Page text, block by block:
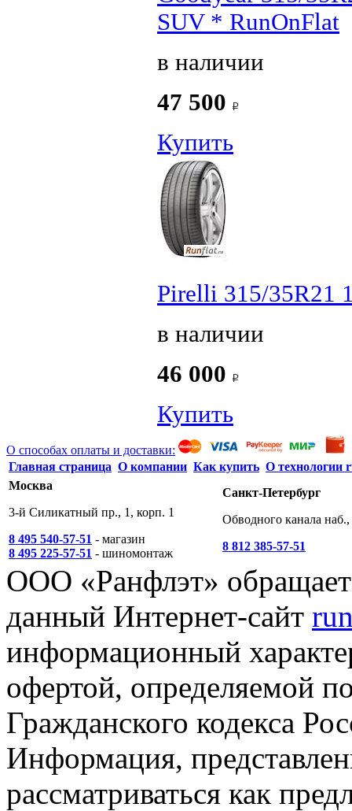
SUV * RunOnFlat
в наличии
47 500
Купить
Pirelli 315/35R21
в наличии
46 000
Купить
О способах оплаты и доставки:
Главная страница О компании Как купить О технологии
Москва
3-й Силикатный пр., 1, корп. 1
8 495 540-57-51 - магазин
8 495 225-57-51 - шиномонтаж
Санкт-Петербург
Обводного канала
8 812 385-57-51
ООО «Ранфлэт»
данный Интернет-сайт
информационный
офертой, определяемой
Гражданского кодекса
Информация,
рассматриваться как